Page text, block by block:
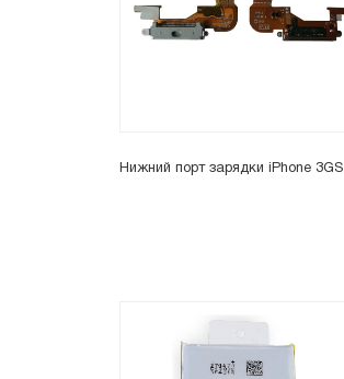
Нижний порт зарядки iPhone 3GS